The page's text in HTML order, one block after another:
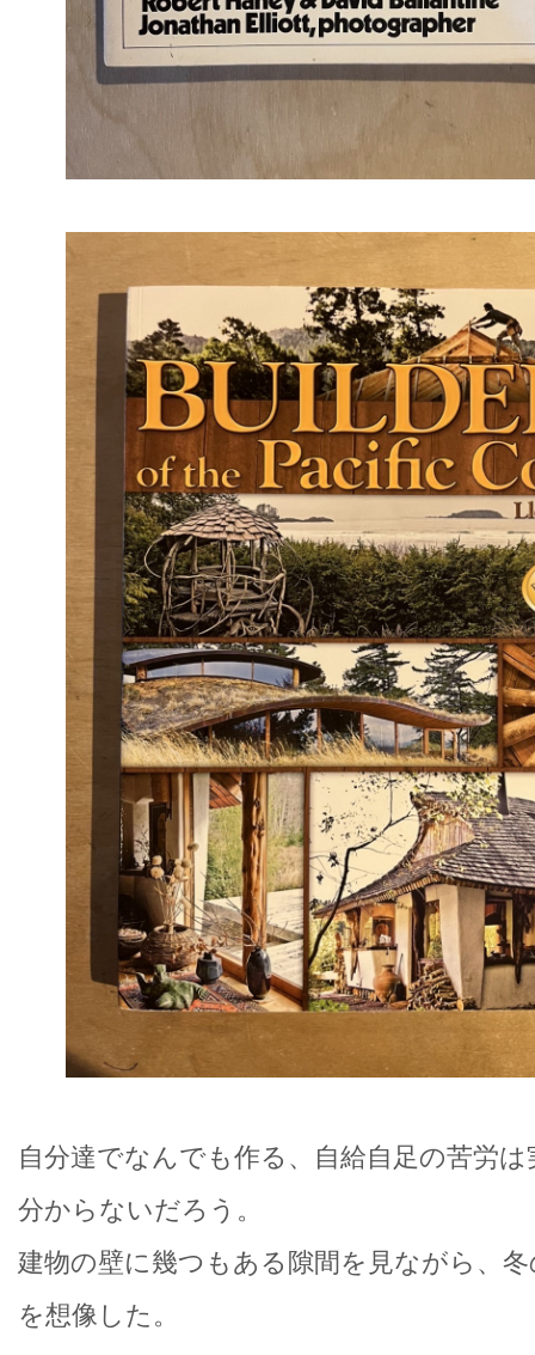
自分達でなんでも作る、自給自足の苦労
分からないだろう。
建物の壁に幾つもある隙間を見ながら、
を想像した。